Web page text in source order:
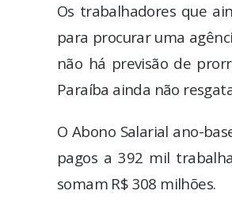
Os trabalhadores que
para procurar uma
não há previsão de
Paraíba ainda não
O Abono Salarial ano-
pagos a 392 mil
somam R$ 308 milhões.